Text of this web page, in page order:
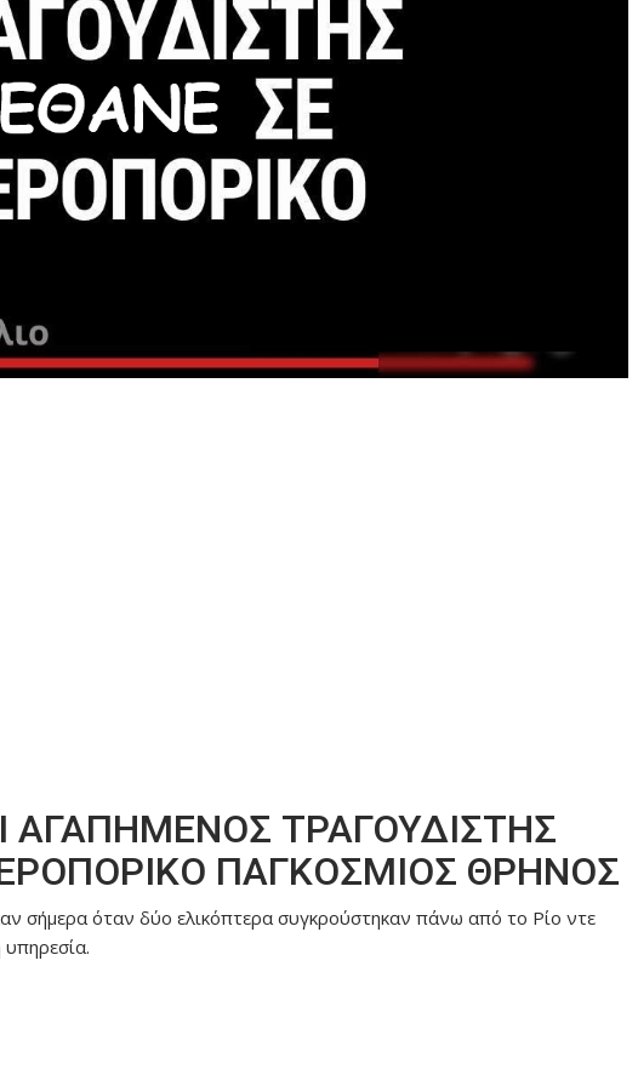
ΑΓΑΠΗΜΕΝΟΣ ΤΡΑΓΟΥΔΙΣΤΗΣ
ΠΑΓΚΟΣΜΙΟΣ ΘΡΗΝΟΣ
σήμερα όταν δύο ελικόπτερα συγκρούστηκαν πάνω από το Ρίο ντε